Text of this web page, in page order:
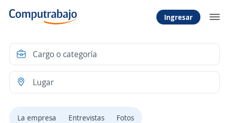
Ingresar
La empresa Entrevistas Fotos